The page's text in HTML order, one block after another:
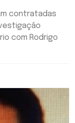
contratadas
com Rodrigo